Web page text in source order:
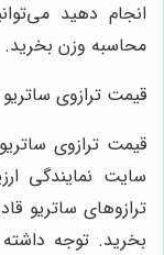
انجام دهید
محاسبه وزن بخرید.
قیمت ترازوی
قیمت ترازوی
سایت نمایندگی
ترازوهای ساتریو
بخرید. توجه